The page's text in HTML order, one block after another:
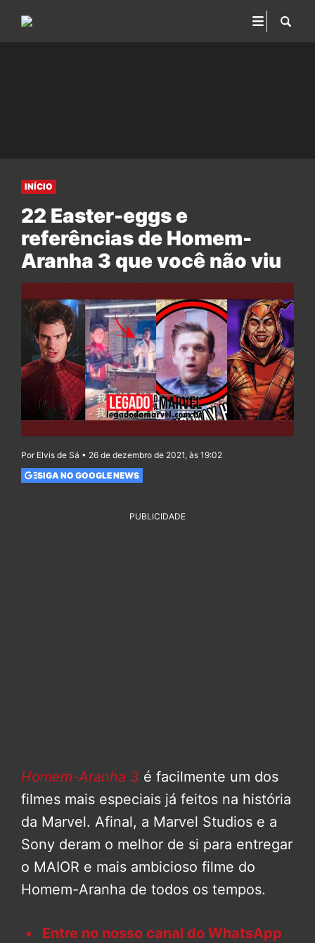
INÍCIO
22 Easter-eggs e
referências de Homem-
Aranha 3 que você não viu
Por Elvis de Sá • 26 de dezembro de 2021, às 19:02
SIGA NO GOOGLE NEWS
PUBLICIDADE
Homem-Aranha 3 é facilmente um dos
filmes mais especiais já feitos na história
da Marvel. Afinal, a Marvel Studios e a
Sony deram o melhor de si para entregar
o MAIOR e mais ambicioso filme do
Homem-Aranha de todos os tempos.
Entre no nosso canal do WhatsApp